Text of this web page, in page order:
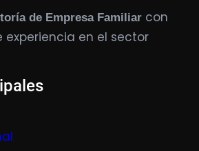
de Empresa Familiar con
experiencia en el sector